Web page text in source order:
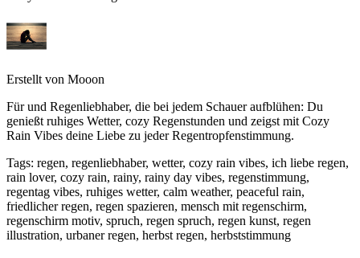
Erstellt von Mooon
Für und Regenliebhaber, die bei jedem Schauer aufblühen: Du
genießt ruhiges Wetter, cozy Regenstunden und zeigst mit Cozy
Rain Vibes deine Liebe zu jeder Regentropfenstimmung.
Tags: regen, regenliebhaber, wetter, cozy rain vibes, ich liebe regen,
rain lover, cozy rain, rainy, rainy day vibes, regenstimmung,
regentag vibes, ruhiges wetter, calm weather, peaceful rain,
friedlicher regen, regen spazieren, mensch mit regenschirm,
regenschirm motiv, spruch, regen spruch, regen kunst, regen
illustration, urbaner regen, herbst regen, herbststimmung